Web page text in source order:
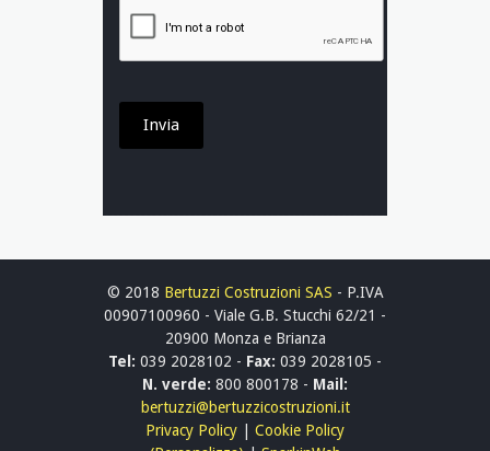
© 2018 Bertuzzi Costruzioni SAS - P.IVA
00907100960 - Viale G.B. Stucchi 62/21 -
20900 Monza e Brianza
Tel: 039 2028102 - Fax: 039 2028105 -
N. verde: 800 800178 - Mail:
bertuzzi@bertuzzicostruzioni.it
Privacy Policy
Cookie Policy